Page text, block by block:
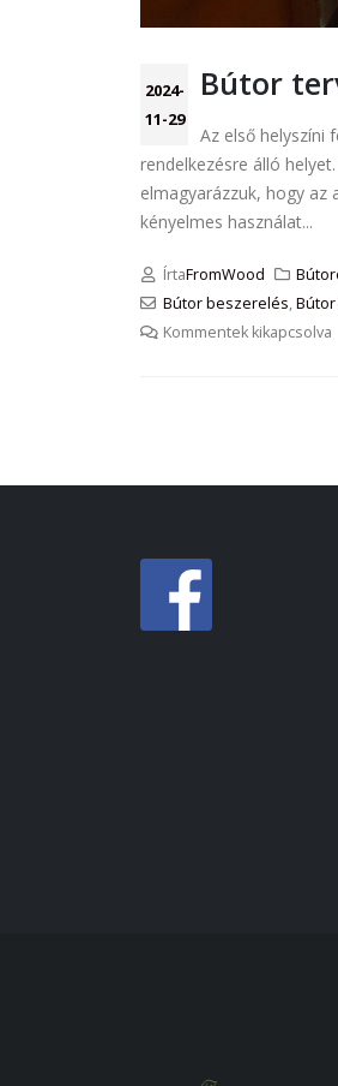
2024-
11-29
Bútor
Az első helyszíni
rendelkezésre álló
elmagyarázzuk, hogy
kényelmes használat...
ÍrtaFromWood
Bútor beszerelés,
Kommentek kikapcsolva